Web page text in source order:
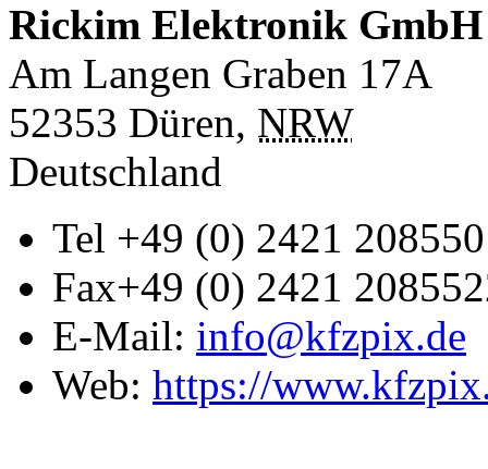
Rickim Elektronik GmbH
Am Langen Graben 17A
52353 Düren, NRW
Deutschland
Tel +49 (0) 2421 208550
Fax+49 (0) 2421
E-Mail: info@kfzpix.de
Web: https://